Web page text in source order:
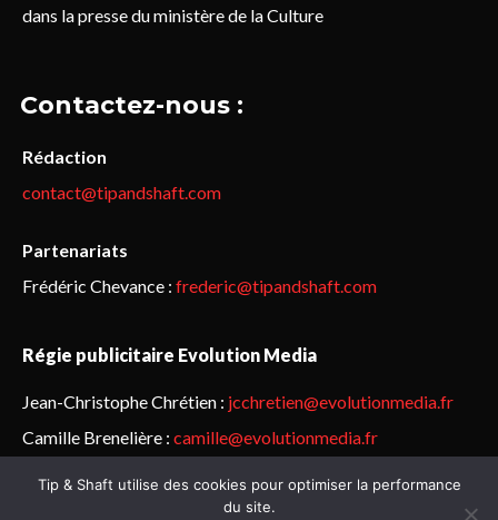
dans la presse du ministère de la Culture
Contactez-nous :
Rédaction
contact@tipandshaft.com
Partenariats
Frédéric Chevance : frederic@tipandshaft.com
Régie publicitaire Evolution Media
Jean-Christophe Chrétien : jcchretien@evolutionmedia.fr
Camille Brenelière : camille@evolutionmedia.fr
© Sailorz 2015-2025. Tous droits réservés.Mentions légales &
Tip & Shaft utilise des cookies pour optimiser la performance
du site.